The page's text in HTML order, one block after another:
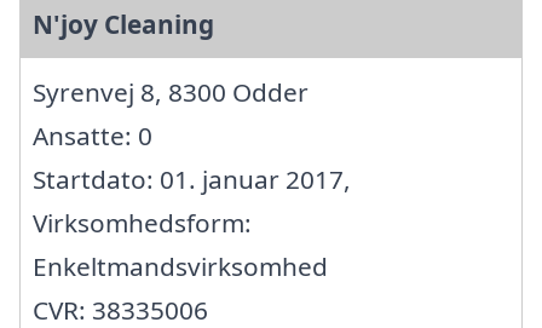
N'joy Cleaning
Syrenvej 8, 8300 Odder
Ansatte: 0
Startdato: 01. januar 2017,
Virksomhedsform:
Enkeltmandsvirksomhed
CVR: 38335006